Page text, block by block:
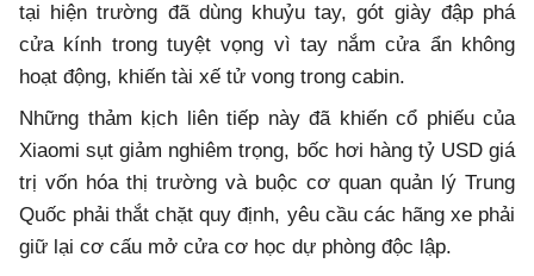
tại hiện trường đã dùng khuỷu tay, gót giày đập phá
cửa kính trong tuyệt vọng vì tay nắm cửa ẩn không
hoạt động, khiến tài xế tử vong trong cabin.
Những thảm kịch liên tiếp này đã khiến cổ phiếu của
Xiaomi sụt giảm nghiêm trọng, bốc hơi hàng tỷ USD giá
trị vốn hóa thị trường và buộc cơ quan quản lý Trung
Quốc phải thắt chặt quy định, yêu cầu các hãng xe phải
giữ lại cơ cấu mở cửa cơ học dự phòng độc lập.